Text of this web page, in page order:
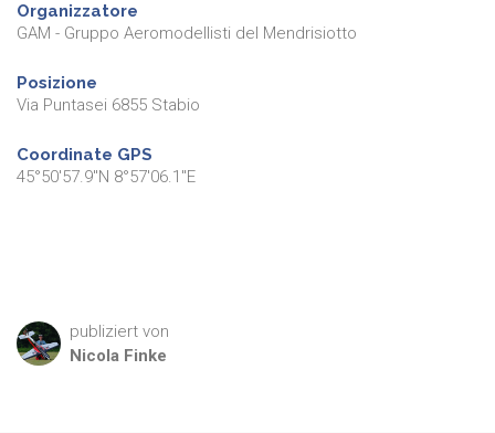
Organizzatore
GAM - Gruppo Aeromodellisti del Mendrisiotto
Posizione
Via Puntasei 6855 Stabio
Coordinate GPS
45°50'57.9"N 8°57'06.1"E
publiziert von
Nicola Finke